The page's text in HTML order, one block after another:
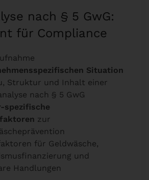
nach § 5 GwG:
für Compliance
Situation
Struktur und Inhalt einer
nach § 5 GwG
spezifische
zur
für Geldwäsche,
und
Handlungen